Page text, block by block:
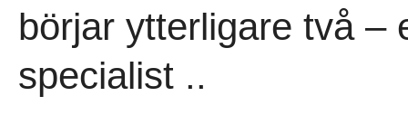
börjar ytterligare två –
specialist ..